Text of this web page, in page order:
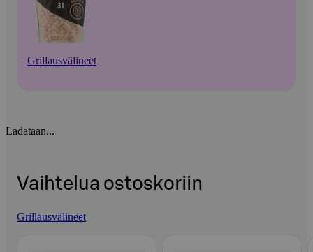
Grillausvälineet
Ladataan...
Vaihtelua ostoskoriin
Grillausvälineet